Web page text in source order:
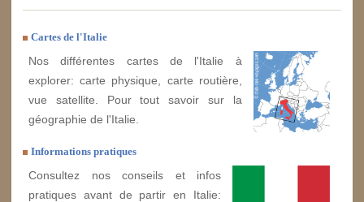
Cartes de l'Italie
Nos différentes cartes de l'Italie à
explorer: carte physique, carte routière,
vue satellite. Pour tout savoir sur la
géographie de l'Italie.
Informations pratiques
Consultez nos conseils et infos
pratiques avant de partir en Italie: